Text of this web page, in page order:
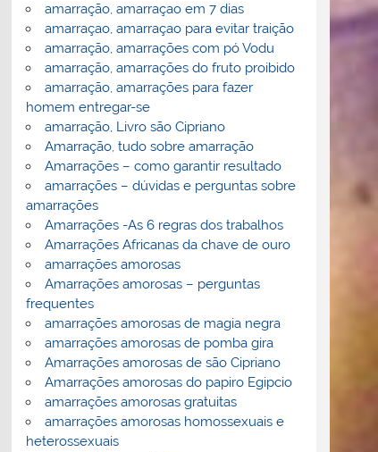
amarração, amarraçao em 7 dias
amarraçao, amarraçao para evitar traição
amarração, amarrações com pó Vodu
amarração, amarrações do fruto proibido
amarração, amarrações para fazer
homem entregar-se
amarração, Livro são Cipriano
Amarração, tudo sobre amarração
Amarrações – como garantir resultado
amarrações – dúvidas e perguntas sobre
amarrações
Amarrações -As 6 regras dos trabalhos
Amarrações Africanas da chave de ouro
amarrações amorosas
Amarrações amorosas – perguntas
frequentes
amarrações amorosas de magia negra
amarrações amorosas de pomba gira
Amarrações amorosas de são Cipriano
Amarrações amorosas do papiro Egipcio
amarrações amorosas gratuitas
amarrações amorosas homossexuais e
heterossexuais